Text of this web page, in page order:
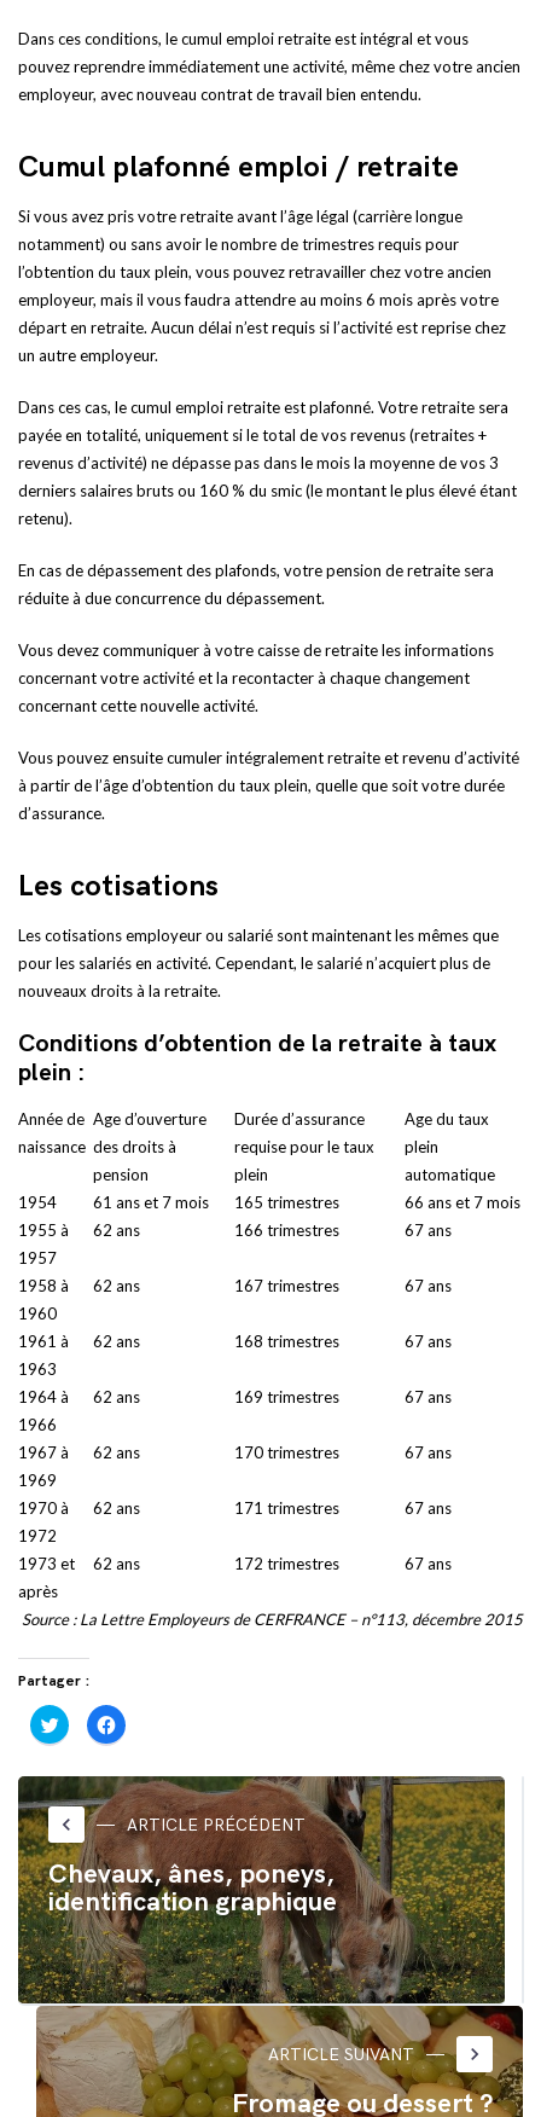
Dans ces conditions, le cumul emploi retraite est intégral et vous
pouvez reprendre immédiatement une activité, même chez votre ancien
employeur, avec nouveau contrat de travail bien entendu.
Cumul plafonné emploi / retraite
Si vous avez pris votre retraite avant l’âge légal (carrière longue
notamment) ou sans avoir le nombre de trimestres requis pour
l’obtention du taux plein, vous pouvez retravailler chez votre ancien
employeur, mais il vous faudra attendre au moins 6 mois après votre
départ en retraite. Aucun délai n’est requis si l’activité est reprise chez
un autre employeur.
Dans ces cas, le cumul emploi retraite est plafonné. Votre retraite sera
payée en totalité, uniquement si le total de vos revenus (retraites +
revenus d’activité) ne dépasse pas dans le mois la moyenne de vos 3
derniers salaires bruts ou 160 % du smic (le montant le plus élevé étant
retenu).
En cas de dépassement des plafonds, votre pension de retraite sera
réduite à due concurrence du dépassement.
Vous devez communiquer à votre caisse de retraite les informations
concernant votre activité et la recontacter à chaque changement
concernant cette nouvelle activité.
Vous pouvez ensuite cumuler intégralement retraite et revenu d’activité
à partir de l’âge d’obtention du taux plein, quelle que soit votre durée
d’assurance.
Les cotisations
Les cotisations employeur ou salarié sont maintenant les mêmes que
pour les salariés en activité. Cependant, le salarié n’acquiert plus de
nouveaux droits à la retraite.
Conditions d’obtention de la retraite à taux
plein :
Année de
naissance
Age d’ouverture
des droits à
pension
Durée d’assurance
requise pour le taux
plein
Age du taux
plein
automatique
1954
61 ans et 7 mois 165 trimestres
66 ans et 7 mois
1955 à
1957
62 ans 166 trimestres 67 ans
1958 à
1960
62 ans 167 trimestres 67 ans
1961 à
1963
62 ans 168 trimestres 67 ans
1964 à
1966
62 ans 169 trimestres 67 ans
1967 à
1969
62 ans 170 trimestres 67 ans
1970 à
1972
62 ans 171 trimestres 67 ans
1973 et
après
62 ans 172 trimestres 67 ans
Source : La Lettre Employeurs de CERFRANCE – n°113, décembre 2015
Partager :
Cliquez
pour
partager
Twitter(ouvre
dans
une
nouvelle
fenêtre)
Cliquez
pour
partager
Facebook(ouvre
dans
une
nouvelle
fenêtre)
keyboard_arrow_left ARTICLE PRÉCÉDENT
Chevaux, ânes, poneys,
identification graphique
ARTICLE SUIVANT keyboard_arrow_right
Fromage ou dessert ?